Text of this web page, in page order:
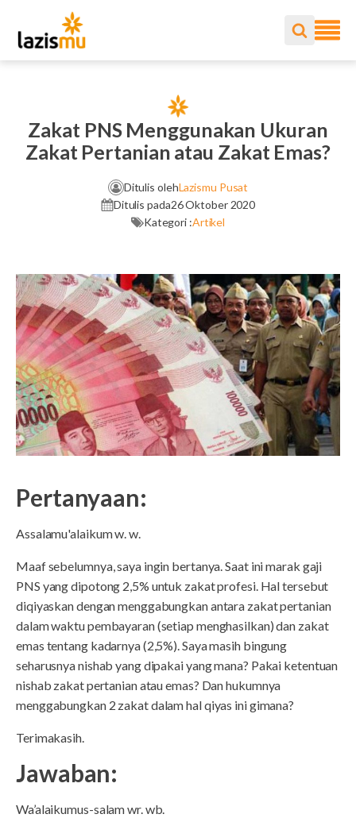
Zakat PNS Menggunakan Ukuran
Zakat Pertanian atau Zakat Emas?
Ditulis olehLazismu Pusat
Ditulis pada26 Oktober 2020
Kategori :Artikel
Pertanyaan:
Assalamu'alaikum w. w.
Maaf sebelumnya, saya ingin bertanya. Saat ini marak gaji
PNS yang dipotong 2,5% untuk zakat profesi. Hal tersebut
diqiyaskan dengan menggabungkan antara zakat pertanian
dalam waktu pembayaran (setiap menghasilkan) dan zakat
emas tentang kadarnya (2,5%). Saya masih bingung
seharusnya nishab yang dipakai yang mana? Pakai ketentuan
nishab zakat pertanian atau emas? Dan hukumnya
menggabungkan 2 zakat dalam hal qiyas ini gimana?
Terimakasih.
Jawaban:
Wa’alaikumus-salam wr. wb.